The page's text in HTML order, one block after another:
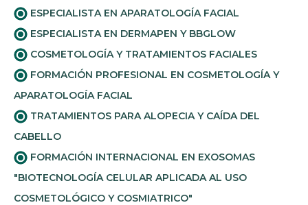
ESPECIALISTA EN APARATOLOGÍA FACIAL
ESPECIALISTA EN DERMAPEN Y BBGLOW
COSMETOLOGÍA Y TRATAMIENTOS FACIALES
FORMACIÓN PROFESIONAL EN COSMETOLOGÍA Y
APARATOLOGÍA FACIAL
TRATAMIENTOS PARA ALOPECIA Y CAÍDA DEL
CABELLO
FORMACIÓN INTERNACIONAL EN EXOSOMAS
"BIOTECNOLOGÍA CELULAR APLICADA AL USO
COSMETOLÓGICO Y COSMIATRICO"